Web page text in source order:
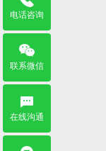
电话咨询
联系微信
在线沟通